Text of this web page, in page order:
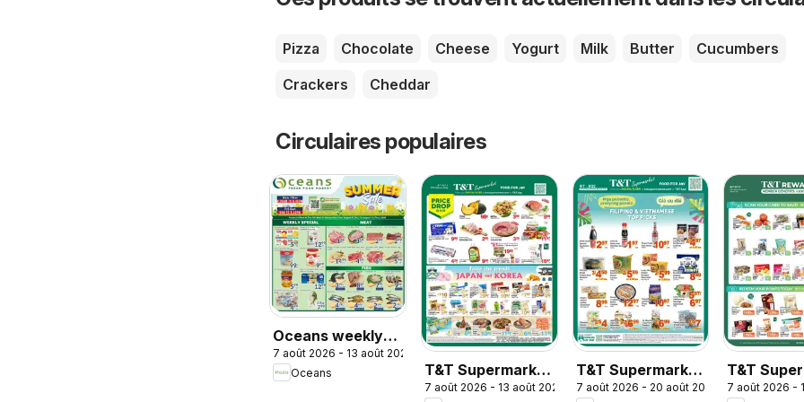
Pizza Chocolate Cheese Yogurt Milk Butter
Cucumbers
Crackers
Cheddar
Circulaires populaires
Oceans weekly
flyer / circulaire
7 août 2026 - 13 août 2026
Oceans
T&T Supermarket
weekly flyer /
7 août 2026 - 13 août 2026
T&T Supermarket
flyer - Filipino &
7 août 2026 - 20 août 2026
T&T
- T&T
7 août 2026 -